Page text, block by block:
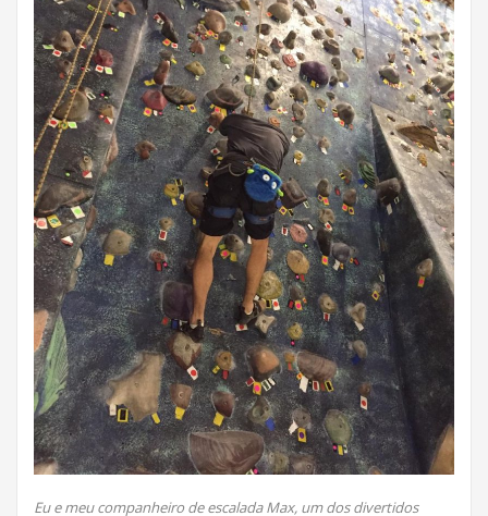
Eu e meu companheiro de escalada Max, um dos divertidos